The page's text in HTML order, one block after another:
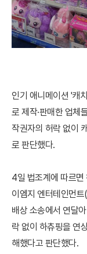
인기 애니메이션 '캐
로 제작·판매한 업체
작권자의 허락 없이
로 판단했다.
4일 법조계에 따르면
이엠지 엔터테인먼
배상 소송에서 연달
락 없이 하츄핑을 연
해했다고 판단했다.